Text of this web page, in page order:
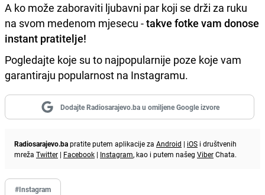
A ko može zaboraviti ljubavni par koji se drži za ruku
na svom medenom mjesecu -takve fotke vam donose
instant pratitelje!
Pogledajte koje su to najpopularnije poze koje vam
garantiraju popularnost na Instagramu.
Dodajte Radiosarajevo.ba u omiljene Google izvore
Radiosarajevo.bapratite putem aplikacije za Android | iOS i društvenih
mreža Twitter | Facebook | Instagram, kao i putem našeg ViberChata.
#Instagram